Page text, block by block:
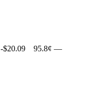
-$20.09 95.8¢ —